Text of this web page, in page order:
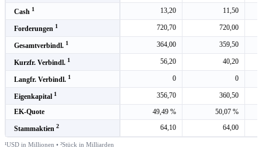
Cash 1 13,20 11,50
Forderungen 1 720,70 720,00
Gesamtverbindl. 1 364,00 359,50
Kurzfr. Verbindl. 1 56,20 40,20
Langfr. Verbindl. 1 0 0
Eigenkapital 1 356,70
360,50
EK-Quote
49,49 % 50,07 %
Stammaktien 2 64,10 64,00
¹USD in Millionen • ²Stück in Milliarden